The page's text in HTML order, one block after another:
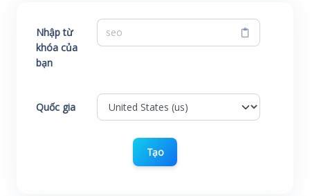
Nhập từ
khóa của
bạn
Quốc gia
Tạo